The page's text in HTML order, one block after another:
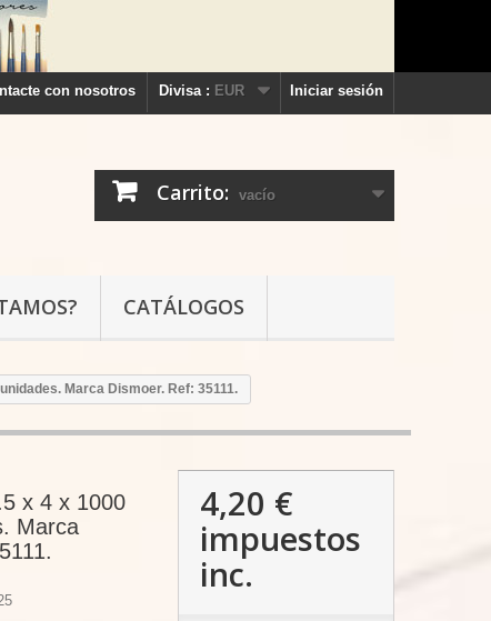
Iniciar sesión
Divisa : EUR
con nosotros
Carrito: vacío
CATÁLOGOS
Marca Dismoer. Ref: 35111.
x 4 x 1000
Marca
4,20 €
impuestos
inc.